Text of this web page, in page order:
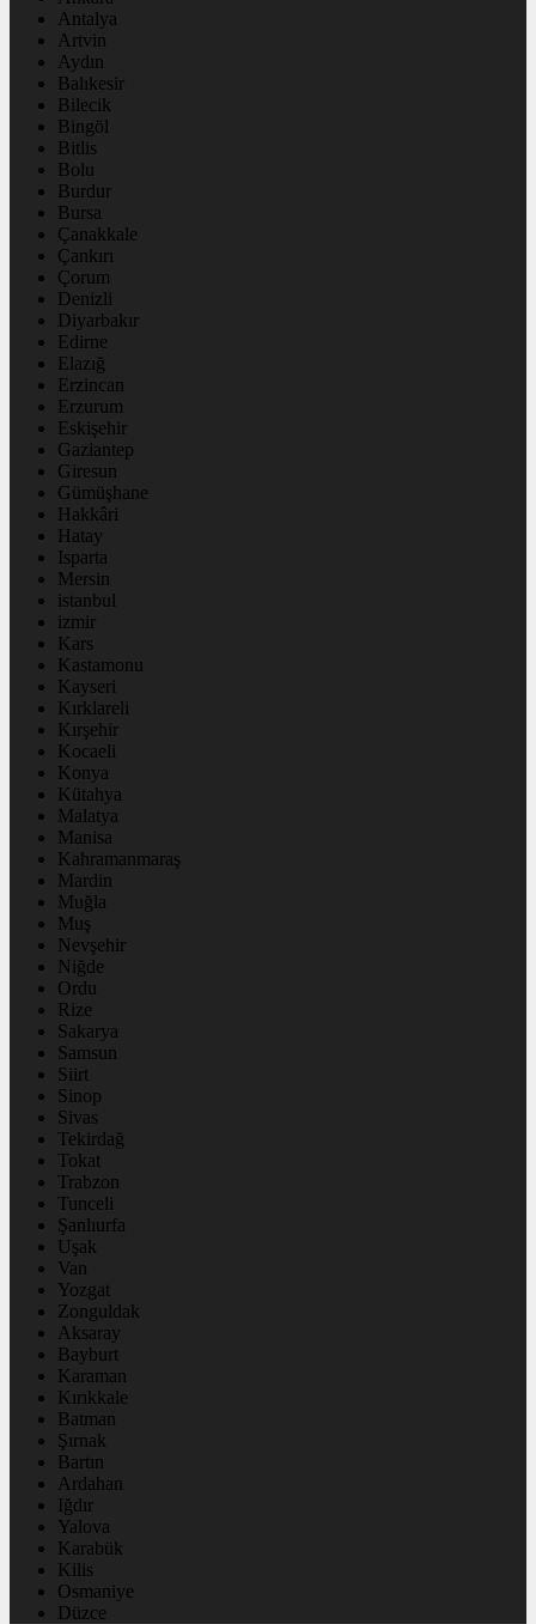
Antalya
Artvin
Aydın
Balıkesir
Bilecik
Bingöl
Bitlis
Bolu
Burdur
Bursa
Çanakkale
Çankırı
Çorum
Denizli
Diyarbakır
Edirne
Elazığ
Erzincan
Erzurum
Eskişehir
Gaziantep
Giresun
Gümüşhane
Hakkâri
Hatay
Isparta
Mersin
istanbul
izmir
Kars
Kastamonu
Kayseri
Kırklareli
Kırşehir
Kocaeli
Konya
Kütahya
Malatya
Manisa
Kahramanmaraş
Mardin
Muğla
Muş
Nevşehir
Niğde
Ordu
Rize
Sakarya
Samsun
Siirt
Sinop
Sivas
Tekirdağ
Tokat
Trabzon
Tunceli
Şanlıurfa
Uşak
Van
Yozgat
Zonguldak
Aksaray
Bayburt
Karaman
Kırıkkale
Batman
Şırnak
Bartın
Ardahan
Iğdır
Yalova
Karabük
Kilis
Osmaniye
Düzce